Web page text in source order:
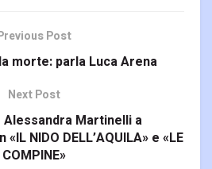
Post
morte: parla Luca Arena
Next Post
Alessandra Martinelli a
NIDO DELL’AQUILA» e «LE
COMPINE»